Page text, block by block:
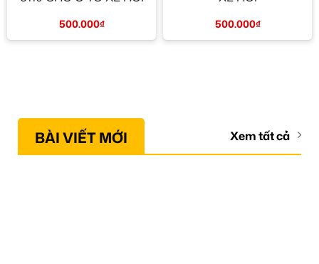
500.000₫ 500.000₫
BÀI VIẾT MỚI Xem tất cả